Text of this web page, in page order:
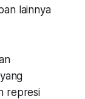
lainnya
represi